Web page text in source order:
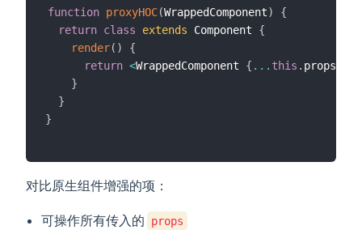
function proxyHOC(WrappedComponent)
{
return class extends Component {
render( )
{
return <WrappedComponent { ... this . props
}
}
}
对比原生组件增强的项：
可操作所有传入的 props